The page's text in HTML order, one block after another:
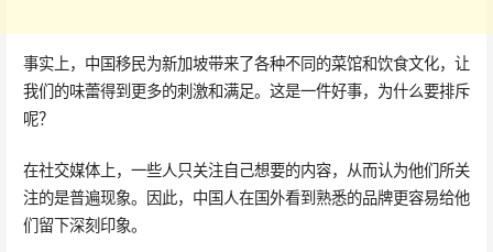
事实上，中国移民为新加坡带来了各种不同的菜馆和饮食文化，让
我们的味蕾得到更多的刺激和满足。这是一件好事，为什么要排斥
呢？
在社交媒体上，一些人只关注自己想要的内容，从而认为他们所关
注的是普遍现象。因此，中国人在国外看到熟悉的品牌更容易给他
们留下深刻印象。